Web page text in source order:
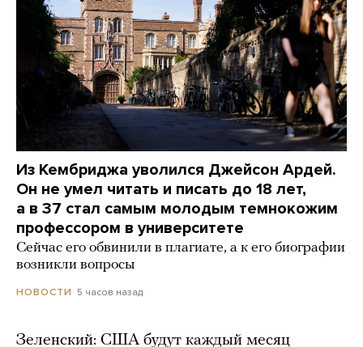
Из Кембриджа уволился Джейсон Ардей.
Он не умел читать и писать до 18 лет,
а в 37 стал самым молодым темнокожим
профессором в университете
Сейчас его обвинили в плагиате, а к его биографии
возникли вопросы
НОВОСТИ 5 часов назад
Зеленский: США будут каждый месяц